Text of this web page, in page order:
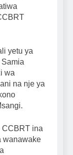
yetu ya
wa
na nje ya
CCBRT ina
wanawake